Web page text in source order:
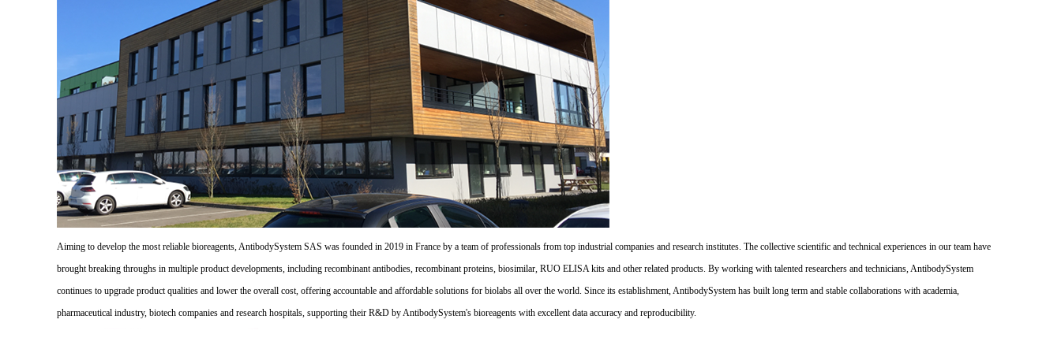
Aiming to develop the most reliable bioreagents, AntibodySystem SAS was founded in 2019 in France by a team of professionals from top industrial companies and research institutes. The collective scientific and technical experiences in our team have
brought breaking throughs in multiple product developments, including recombinant antibodies, recombinant proteins, biosimilar, RUO ELISA kits and other related products. By working with talented researchers and technicians, AntibodySystem
continues to upgrade product qualities and lower the overall cost, offering accountable and affordable solutions for biolabs all over the world. Since its establishment, AntibodySystem has built long term and stable collaborations with academia,
pharmaceutical industry, biotech companies and research hospitals, supporting their R&D by AntibodySystem's bioreagents with excellent data accuracy and reproducibility.